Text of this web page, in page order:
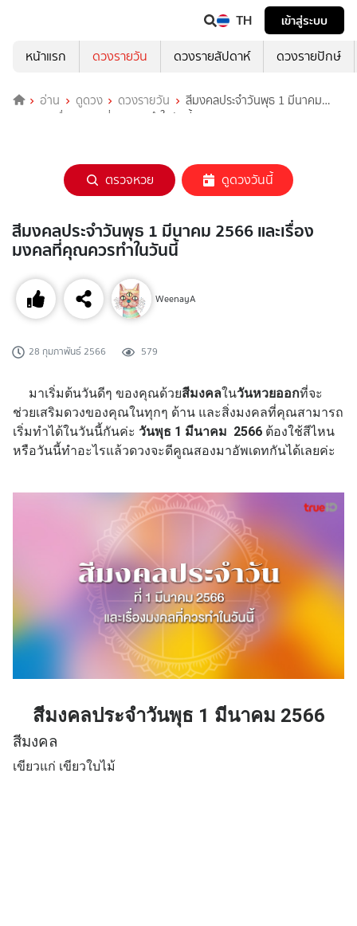
TH
เข้าสู่ระบบ
หน้าแรก
ดวงรายวัน ดวงรายสัปดาห์ ดวงรายปักษ์
อ่าน ดูดวง ดวงรายวัน
สีมงคลประจำวันพุธ 1 มีนาคม
2566 และเรื่องมงคลที่คุณควรทำในวันนี้
ตรวจหวย ดูดวงวันนี้
สีมงคลประจำวันพุธ 1 มีนาคม 2566 และเรื่อง
มงคลที่คุณควรทำในวันนี้
WeenayA
28 กุมภาพันธ์ 2566 579
มาเริ่มต้นวันดีๆ ของคุณด้วยสีมงคลในวันหวยออกที่จะ
ช่วยเสริมดวงของคุณในทุกๆ ด้าน และสิ่งมงคลที่คุณสามารถ
เริ่มทำได้ในวันนี้กันค่ะ วันพุธ 1 มีนาคม 2566 ต้องใช้สีไหน
หรือวันนี้ทำอะไรแล้วดวงจะดีคูณสองมาอัพเดทกันได้เลยค่ะ
สีมงคลประจำวันพุธ 1 มีนาคม 2566
สีมงคล
เขียวแก่ เขียวใบไม้